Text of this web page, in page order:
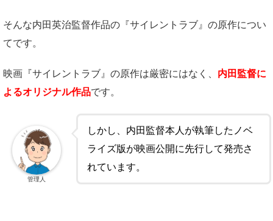
そんな内田英治監督作品の『サイレントラブ』の原作につい
てです。
映画『サイレントラブ』の原作は厳密にはなく、 内田監督に
よるオリジナル作品です。
しかし、内田監督本人が執筆したノベ
ライズ版が映画公開に先行して発売さ
れています。
管理人